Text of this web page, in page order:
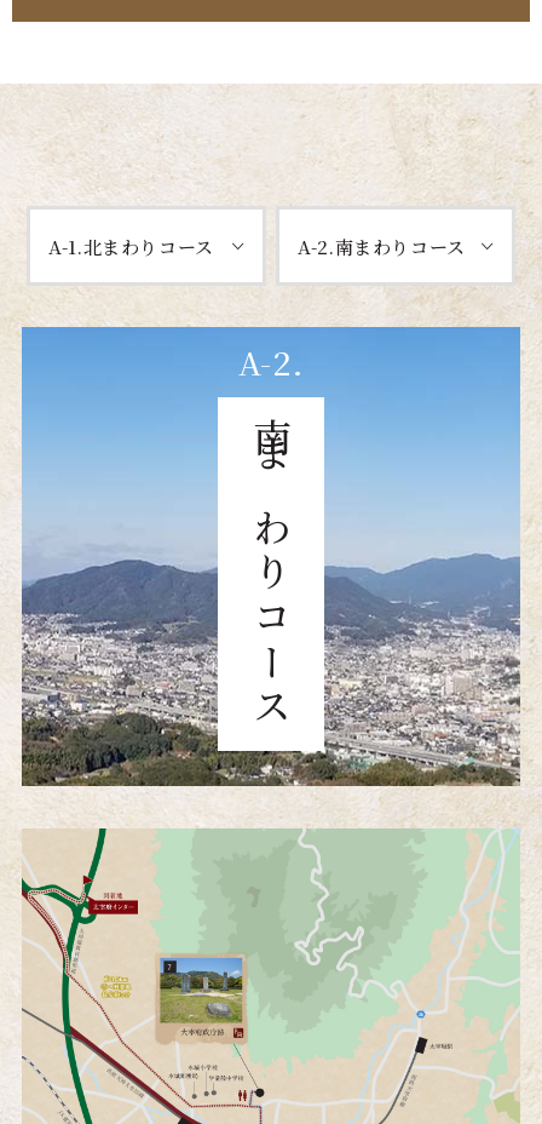
A-1.北まわりコース A-2.南まわりコース
A-2.
南まわりコース